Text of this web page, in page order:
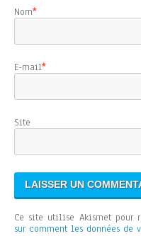
Nom*
E-mail*
Ce site utilise Akismet pour
sur comment les données de